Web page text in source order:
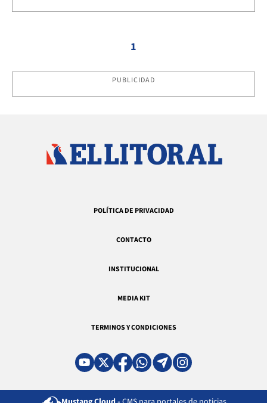
1
PUBLICIDAD
POLÍTICA DE PRIVACIDAD
CONTACTO
INSTITUCIONAL
MEDIA KIT
TERMINOS Y CONDICIONES